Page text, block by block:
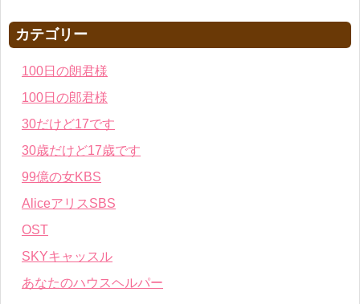
カテゴリー
100日の朗君様
100日の郎君様
30だけど17です
30歳だけど17歳です
99億の女KBS
AliceアリスSBS
OST
SKYキャッスル
あなたのハウスヘルパー